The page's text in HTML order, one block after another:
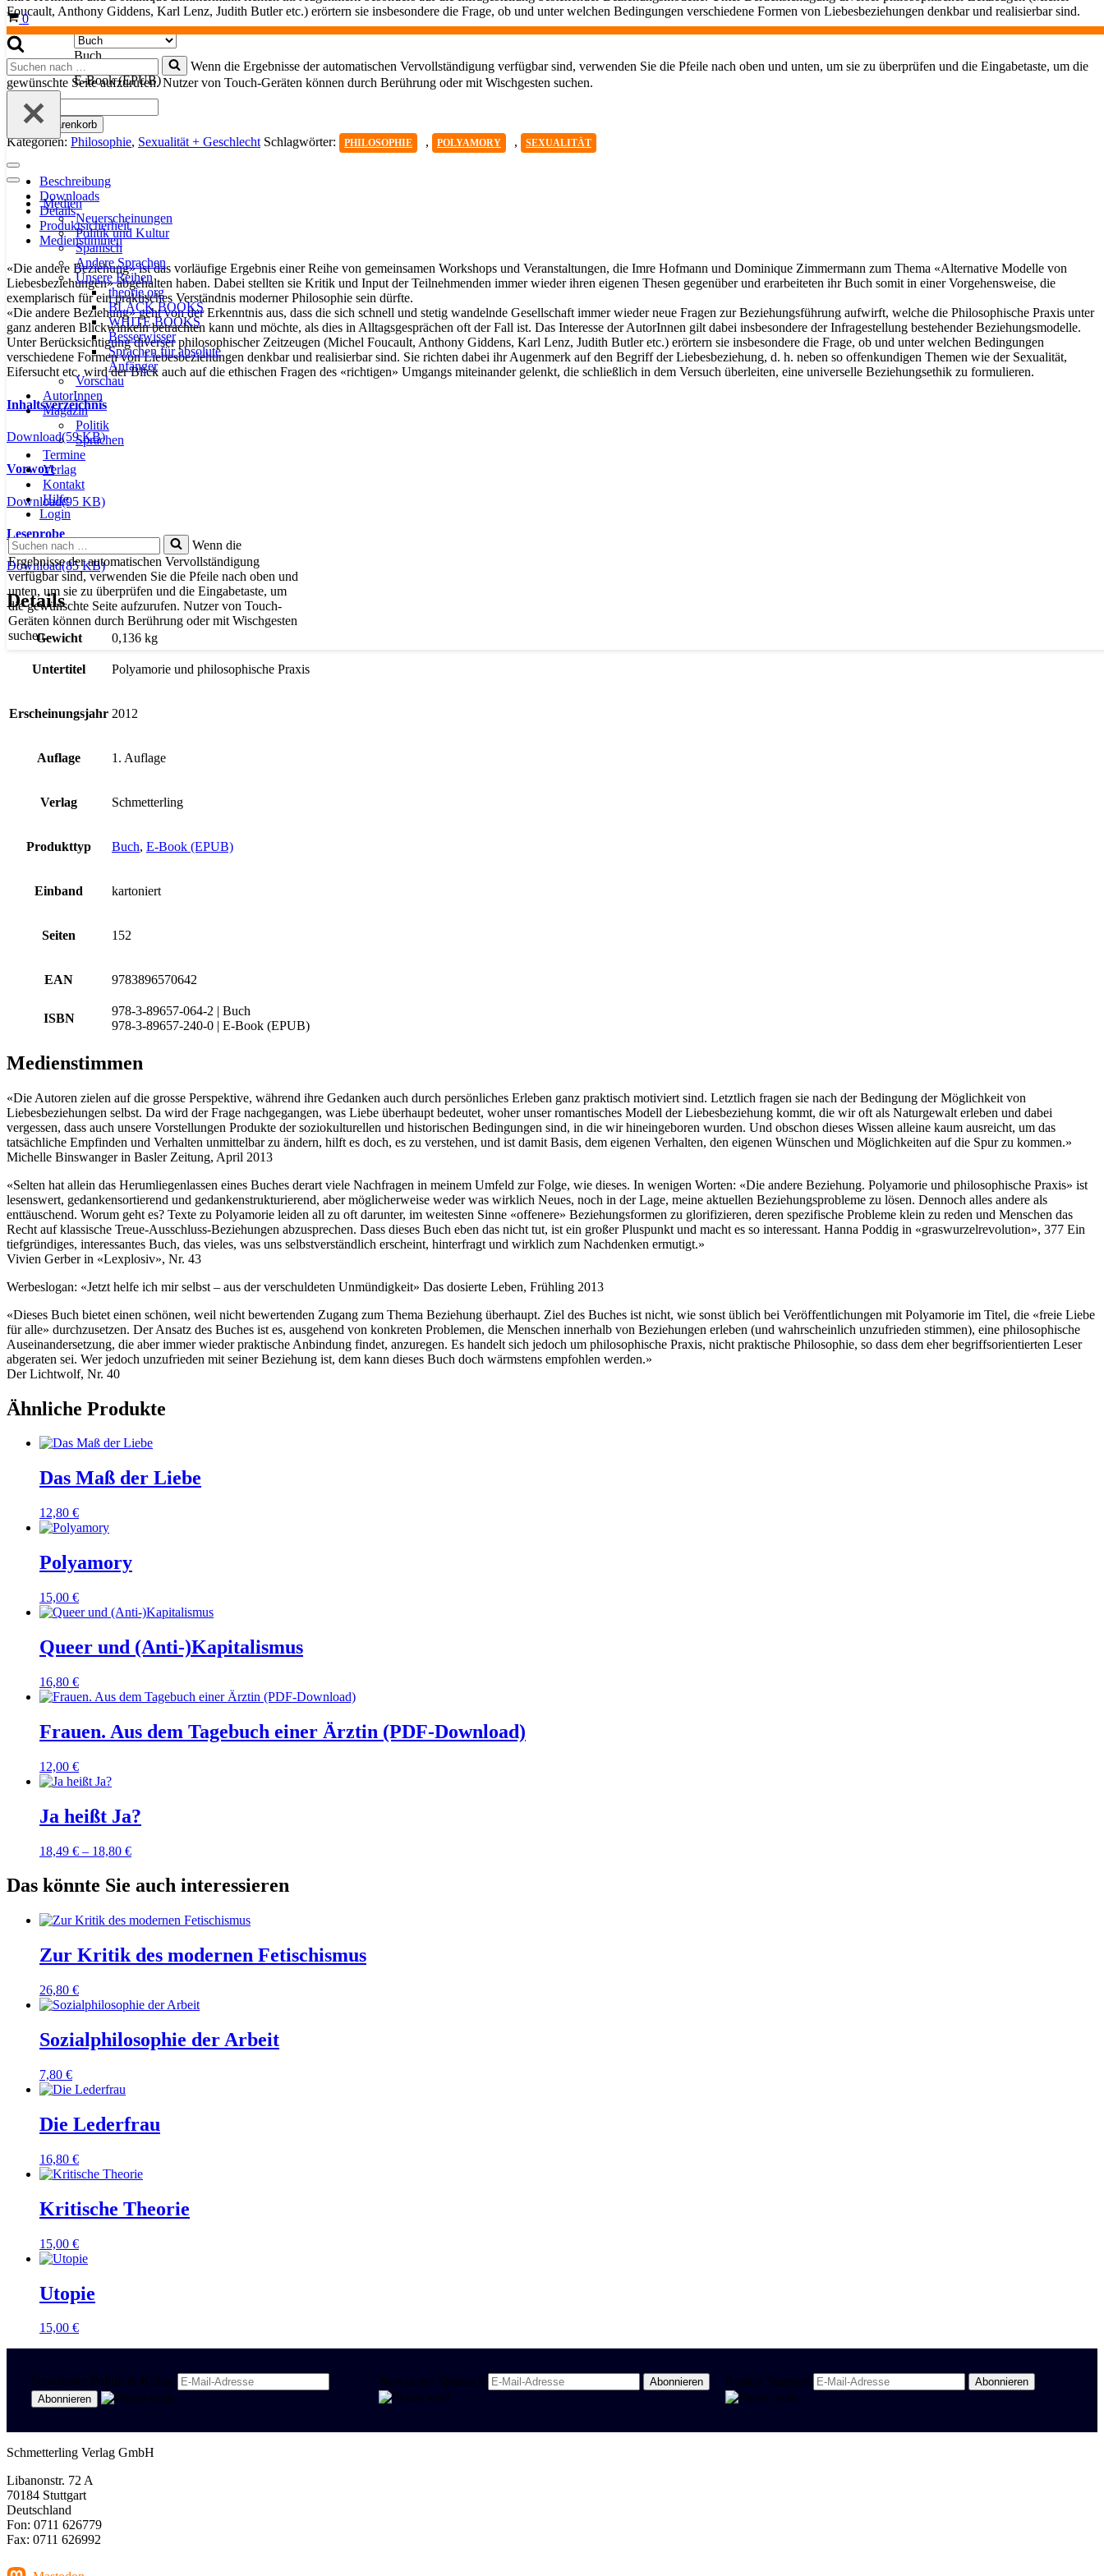
Warenkorb
0
Suchen
nach …
Wenn die Ergebnisse der automatischen Vervollständigung verfügbar sind, verwenden Sie die Pfeile nach oben und unten, um sie zu überprüfen und die Eingabetaste, um die
gewünschte Seite aufzurufen. Nutzer von Touch-Geräten können durch Berührung oder mit Wischgesten suchen.
Navigationsmenü
Navigationsmenü
Medien
Neuerscheinungen
Politik und Kultur
Spanisch
Andere Sprachen
Unsere Reihen
theorie.org
BLACK BOOKS
WHITE BOOKS
Besserwisser
Sprachen für absolute
Anfänger
Vorschau
AutorInnen
Magazin
Politik
Sprachen
Termine
Verlag
Kontakt
Hilfe
Login
Suchen
nach …
Wenn die
Ergebnisse der automatischen Vervollständigung
verfügbar sind, verwenden Sie die Pfeile nach oben und
unten, um sie zu überprüfen und die Eingabetaste, um
die gewünschte Seite aufzurufen. Nutzer von Touch-
Geräten können durch Berührung oder mit Wischgesten
suchen.
Foucault, Anthony Giddens, Karl Lenz, Judith Butler etc.) erörtern sie insbesondere die Frage, ob und unter welchen Bedingungen verschiedene Formen von Liebesbeziehungen denkbar und realisierbar sind.
Produkttyp
Buch
E-Book (EPUB)
Die
andere
Beziehung
Menge
In den Warenkorb
Kategorien: Philosophie, Sexualität + Geschlecht Schlagwörter: PHILOSOPHIE , POLYAMORY , SEXUALITÄT
Beschreibung
Downloads
Details
Produktsicherheit
Medienstimmen
«Die andere Beziehung» ist das vorläufige Ergebnis einer Reihe von gemeinsamen Workshops und Veranstaltungen, die Imre Hofmann und Dominique Zimmermann zum Thema «Alternative Modelle von
Liebesbeziehungen» abgehalten haben. Dabei stellten sie Kritik und Input der Teilnehmenden immer wieder ihren eigenen Thesen gegenüber und erarbeiteten ihr Buch somit in einer Vorgehensweise, die
exemplarisch für ein praktisches Verständnis moderner Philosophie sein dürfte.
«Die andere Beziehung» geht von der Erkenntnis aus, dass die sich schnell und stetig wandelnde Gesellschaft immer wieder neue Fragen zur Beziehungsführung aufwirft, welche die Philosophische Praxis unter
ganz anderen Blickwinkeln betrachten kann und möchte, als dies in Alltagsgesprächen oft der Fall ist. Das Interesse der AutorInnen gilt dabei insbesondere der Infragestellung bestehender Beziehungsmodelle.
Unter Berücksichtigung diverser philosophischer Zeitzeugen (Michel Foucault, Anthony Giddens, Karl Lenz, Judith Butler etc.) erörtern sie insbesondere die Frage, ob und unter welchen Bedingungen
verschiedene Formen von Liebesbeziehungen denkbar und realisierbar sind. Sie richten dabei ihr Augenmerk auf den Begriff der Liebesbeziehung, d. h. neben so offenkundigen Themen wie der Sexualität,
Eifersucht etc. wird der Blick auch auf die ethischen Fragen des «richtigen» Umgangs miteinander gelenkt, die schließlich in dem Versuch überleiten, eine universelle Beziehungsethik zu formulieren.
Inhaltsverzeichnis
Download(59 KB)
Vorwort
Download(95 KB)
Leseprobe
Download(85 KB)
Details
Gewicht 0,136 kg
Untertitel Polyamorie und philosophische Praxis
Erscheinungsjahr 2012
Auflage 1. Auflage
Verlag Schmetterling
Produkttyp Buch, E-Book (EPUB)
Einband kartoniert
Seiten 152
EAN 9783896570642
ISBN
978-3-89657-064-2 | Buch
978-3-89657-240-0 | E-Book (EPUB)
Medienstimmen
«Die Autoren zielen auf die grosse Perspektive, während ihre Gedanken auch durch persönliches Erleben ganz praktisch motiviert sind. Letztlich fragen sie nach der Bedingung der Möglichkeit von
Liebesbeziehungen selbst. Da wird der Frage nachgegangen, was Liebe überhaupt bedeutet, woher unser romantisches Modell der Liebesbeziehung kommt, die wir oft als Naturgewalt erleben und dabei
vergessen, dass auch unsere Vorstellungen Produkte der soziokulturellen und historischen Bedingungen sind, in die wir hineingeboren wurden. Und obschon dieses Wissen alleine kaum ausreicht, um das
tatsächliche Empfinden und Verhalten unmittelbar zu ändern, hilft es doch, es zu verstehen, und ist damit Basis, dem eigenen Verhalten, den eigenen Wünschen und Möglichkeiten auf die Spur zu kommen.»
Michelle Binswanger in Basler Zeitung, April 2013
«Selten hat allein das Herumliegenlassen eines Buches derart viele Nachfragen in meinem Umfeld zur Folge, wie dieses. In wenigen Worten: «Die andere Beziehung. Polyamorie und philosophische Praxis» ist
lesenswert, gedankensortierend und gedankenstrukturierend, aber möglicherweise weder was wirklich Neues, noch in der Lage, meine aktuellen Beziehungsprobleme zu lösen. Dennoch alles andere als
enttäuschend. Worum geht es? Texte zu Polyamorie leiden all zu oft darunter, im weitesten Sinne «offenere» Beziehungsformen zu glorifizieren, deren spezifische Probleme klein zu reden und Menschen das
Recht auf klassische Treue-Ausschluss-Beziehungen abzusprechen. Dass dieses Buch eben das nicht tut, ist ein großer Pluspunkt und macht es so interessant. Hanna Poddig in «graswurzelrevolution», 377 Ein
tiefgründiges, interessantes Buch, das vieles, was uns selbstverständlich erscheint, hinterfragt und wirklich zum Nachdenken ermutigt.»
Vivien Gerber in «Lexplosiv», Nr. 43
Werbeslogan: «Jetzt helfe ich mir selbst – aus der verschuldeten Unmündigkeit» Das dosierte Leben, Frühling 2013
«Dieses Buch bietet einen schönen, weil nicht bewertenden Zugang zum Thema Beziehung überhaupt. Ziel des Buches ist nicht, wie sonst üblich bei Veröffentlichungen mit Polyamorie im Titel, die «freie Liebe
für alle» durchzusetzen. Der Ansatz des Buches ist es, ausgehend von konkreten Problemen, die Menschen innerhalb von Beziehungen erleben (und wahrscheinlich unzufrieden stimmen), eine philosophische
Auseinandersetzung, die aber immer wieder praktische Anbindung findet, anzuregen. Es handelt sich jedoch um philosophische Praxis, nicht praktische Philosophie, so dass dem eher begriffsorientierten Leser
abgeraten sei. Wer jedoch unzufrieden mit seiner Beziehung ist, dem kann dieses Buch doch wärmstens empfohlen werden.»
Der Lichtwolf, Nr. 40
Ähnliche Produkte
Das Maß der Liebe
12,80 €
Polyamory
15,00 €
Queer und (Anti-)Kapitalismus
16,80 €
Frauen. Aus dem Tagebuch einer Ärztin (PDF-Download)
12,00 €
Ja heißt Ja?
18,49 € – 18,80 €
Das könnte Sie auch interessieren
Zur Kritik des modernen Fetischismus
26,80 €
Sozialphilosophie der Arbeit
7,80 €
Die Lederfrau
16,80 €
Kritische Theorie
15,00 €
Utopie
15,00 €
Newsletter Politik & Kultur Newsletter Spanisch Region Stuttgart
Schmetterling Verlag GmbH
Libanonstr. 72 A
70184 Stuttgart
Deutschland
Fon: 0711 626779
Fax: 0711 626992